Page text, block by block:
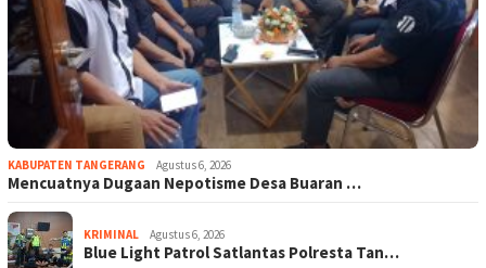
KABUPATEN TANGERANG Agustus 6, 2026
Mencuatnya Dugaan Nepotisme Desa Buaran …
KRIMINAL Agustus 6, 2026
Blue Light Patrol Satlantas Polresta Tan…